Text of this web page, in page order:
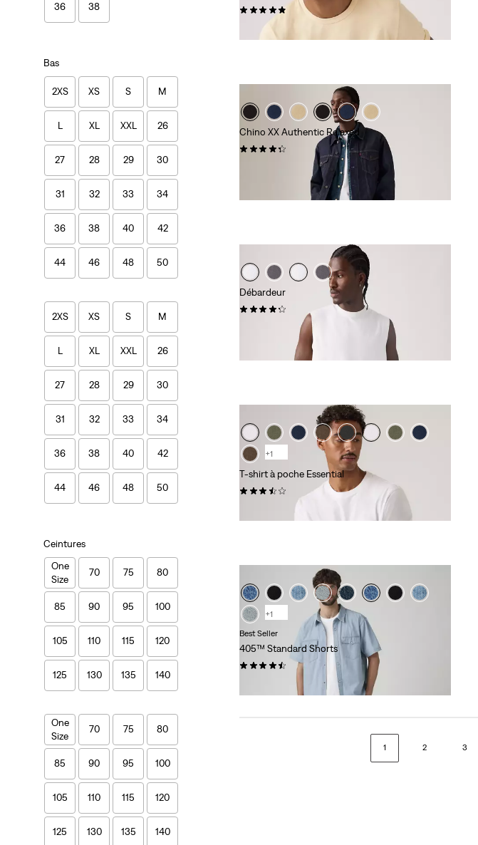
36 38
Bas
2XS XS S M
L XL XXL 26
27 28 29 30
31 32 33 34
36 38 40 42
44 46 48 50
2XS XS S M
L XL XXL 26
27 28 29 30
31 32 33 34
36 38 40 42
44 46 48 50
Ceintures
One
Size
70 75 80
85 90 95 100
105 110 115 120
125 130 135 140
One
Size
70 75 80
85 90 95 100
105 110 115 120
125 130 135 140
(22)
Chino XX Authentic Relaxed
Débardeur
+1
T-shirt à poche Essential
+1
Best Seller
405™ Standard Shorts
(186)
1 2 3